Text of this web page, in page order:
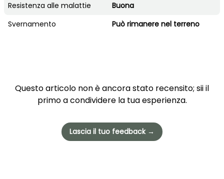
Resistenza alle malattie
Buona
Svernamento
Può rimanere nel terreno
Questo articolo non è ancora stato recensito; sii il
primo a condividere la tua esperienza.
Lascia il tuo feedback →